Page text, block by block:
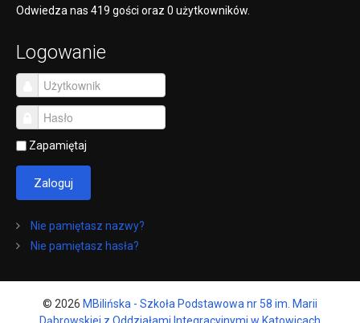
Odwiedza nas 419 gości oraz 0 użytkowników.
Logowanie
Zapamiętaj
Zaloguj
Nie pamiętasz nazwy?
Nie pamiętasz hasła?
© 2026 MBilińska - Szkoła Podstawowa nr 58 im. Marii